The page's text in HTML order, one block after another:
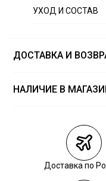
УХОД И СОСТАВ
ДОСТАВКА И
Курьерская
Самовывоз из
Самовывоз из
НАЛИЧИЕ В
Доставка по